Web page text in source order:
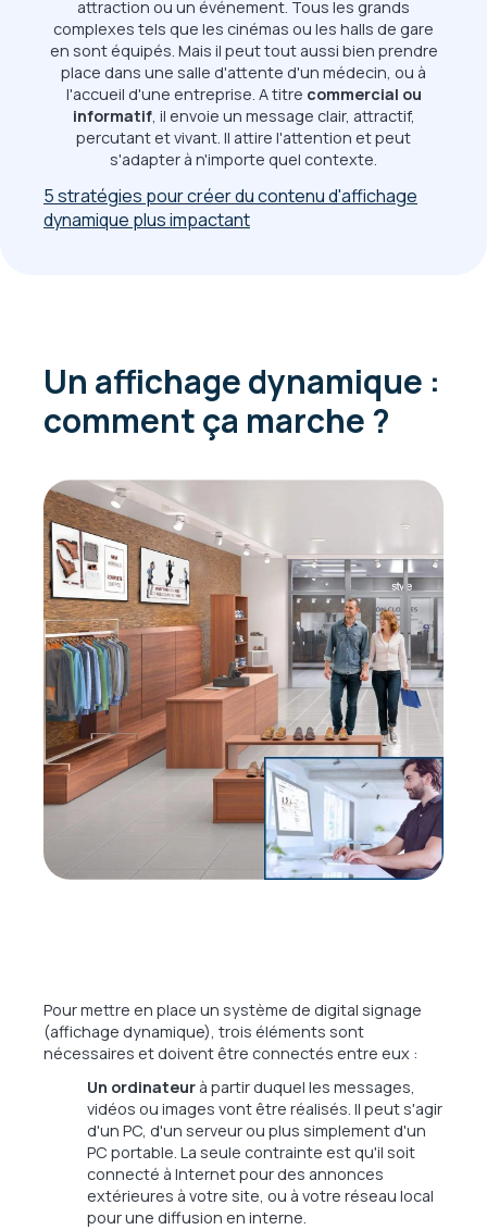
attraction ou un événement. Tous les grands
complexes tels que les cinémas ou les halls de gare
en sont équipés. Mais il peut tout aussi bien prendre
place dans une salle d'attente d'un médecin, ou à
l'accueil d'une entreprise. A titre commercial ou
informatif, il envoie un message clair, attractif,
percutant et vivant. Il attire l'attention et peut
s'adapter à n'importe quel contexte.
5 stratégies pour créer du contenu d'affichage
dynamique plus impactant
Un affichage dynamique :
comment ça marche ?
Pour mettre en place un système de digital signage
(affichage dynamique), trois éléments sont
nécessaires et doivent être connectés entre eux :
Un ordinateur à partir duquel les messages,
vidéos ou images vont être réalisés. Il peut s'agir
d'un PC, d'un serveur ou plus simplement d'un
PC portable. La seule contrainte est qu'il soit
connecté à Internet pour des annonces
extérieures à votre site, ou à votre réseau local
pour une diffusion en interne.